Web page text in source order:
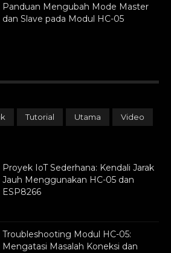
Panduan Mengubah Mode Master
dan Slave pada Modul HC-05
Tutorial Utama Video
Proyek IoT Sederhana: Kendali Jarak
Jauh Menggunakan HC-05 dan
ESP8266
Troubleshooting Modul HC-05:
Mengatasi Masalah Koneksi dan